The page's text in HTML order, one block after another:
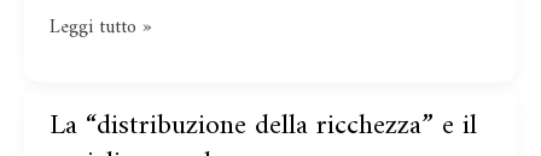
Medio
Leggi tutto »
La “distribuzione della ricchezza” e il
La
“distribuzione